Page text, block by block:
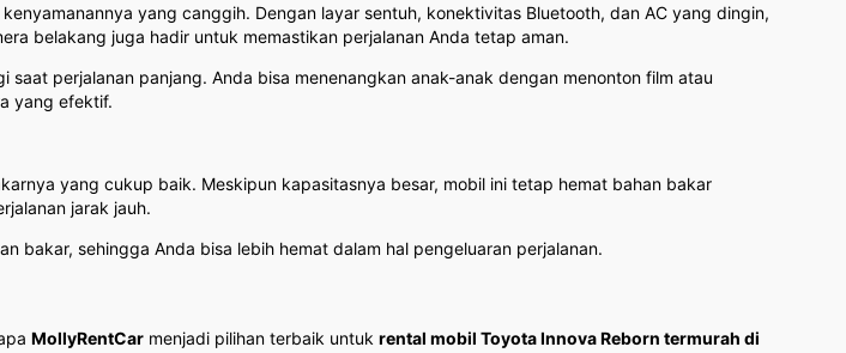
yang canggih. Dengan layar sentuh, konektivitas Bluetooth, dan AC yang dingin,
belakang juga hadir untuk memastikan perjalanan Anda tetap aman.
perjalanan panjang. Anda bisa menenangkan anak-anak dengan menonton film atau
yang efektif.
yang cukup baik. Meskipun kapasitasnya besar, mobil ini tetap hemat bahan bakar
jarak jauh.
bakar, sehingga Anda bisa lebih hemat dalam hal pengeluaran perjalanan.
MollyRentCar menjadi pilihan terbaik untuk rental mobil Toyota Innova Reborn termurah di